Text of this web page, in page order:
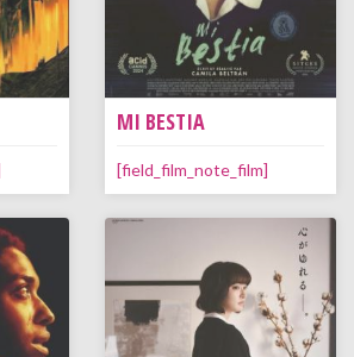
MI BESTIA
[field_film_note_film]